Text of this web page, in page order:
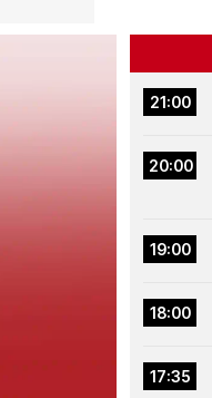
21:00
20:00
19:00
18:00
17:35